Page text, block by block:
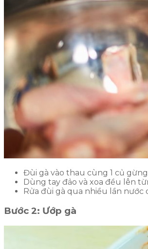
Đùi gà vào thau cùng 1 củ
Dùng tay đảo và xoa đều lên
Rửa đùi gà qua nhiều lần nước
Bước 2: Ướp gà